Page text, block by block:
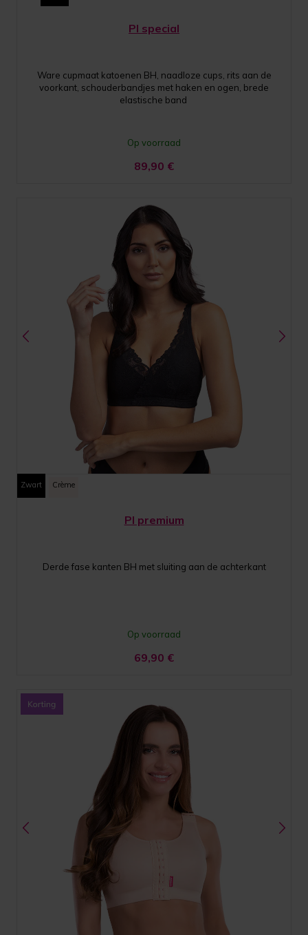
PI special
Ware cupmaat katoenen BH, naadloze cups, rits aan de
voorkant, schouderbandjes met haken en ogen, brede
elastische band
Op voorraad
89,90 €
Zwart Crème
PI premium
Derde fase kanten BH met sluiting aan de achterkant
Op voorraad
69,90 €